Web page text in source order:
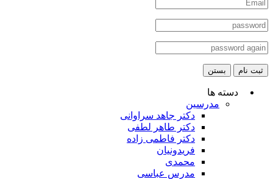
ثبت نام بستن
دسته ها
مدرسین
دکتر جاهد سراوانی
دکتر طاهر لطفی
دکتر فاطمی زاده
فریدونیان
محمدی
مدرس عباسی